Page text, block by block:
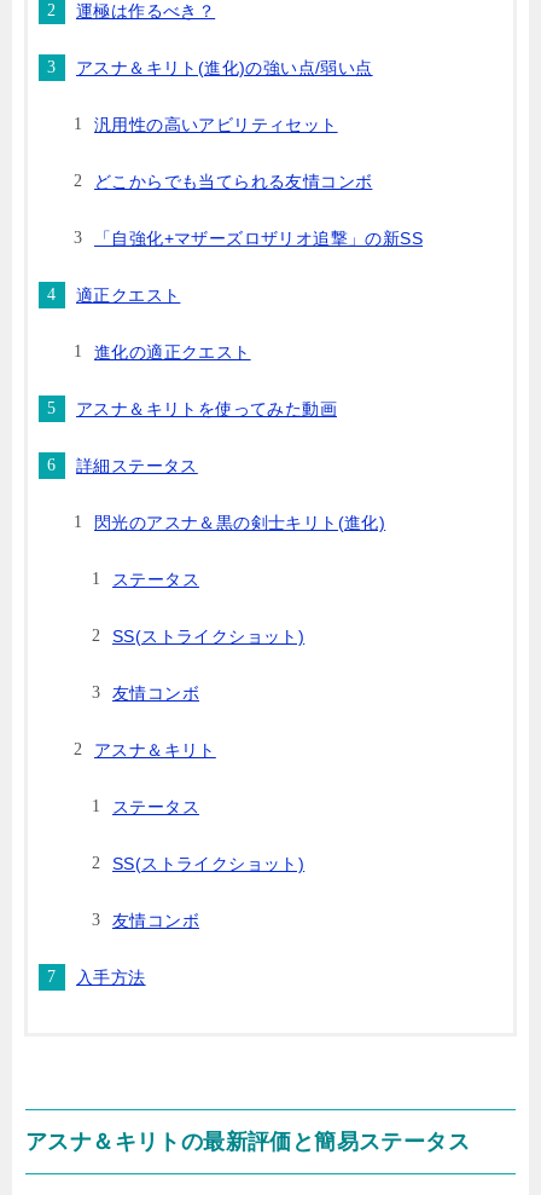
運極は作るべき？
アスナ＆キリト(進化)の強い点/弱い点
汎用性の高いアビリティセット
どこからでも当てられる友情コンボ
「自強化+マザーズロザリオ追撃」の新SS
適正クエスト
進化の適正クエスト
アスナ＆キリトを使ってみた動画
詳細ステータス
閃光のアスナ＆黒の剣士キリト(進化)
ステータス
SS(ストライクショット)
友情コンボ
アスナ＆キリト
ステータス
SS(ストライクショット)
友情コンボ
入手方法
アスナ＆キリトの最新評価と簡易ステータス